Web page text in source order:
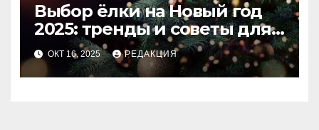
Выбор ёлки на Новый год
2025: тренды и советы для
идеального праздника
ОКТ 16, 2025 РЕДАКЦИЯ